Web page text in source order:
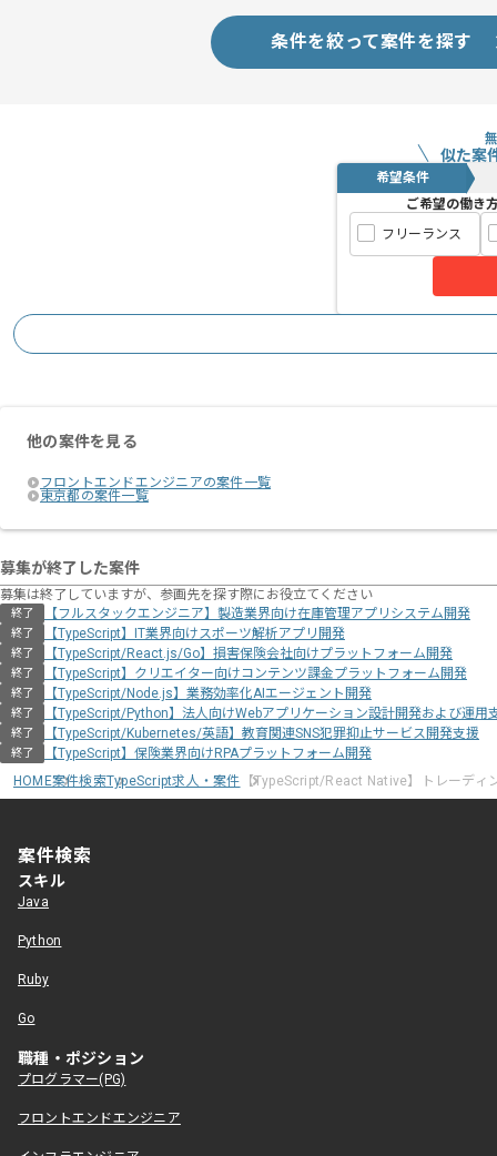
大規模Webサービスのフロントエンド
本ポジションでは、React / Next.js を
デザインツール（Figma等）で作成さ
の開発・改善を行っていただきます。
開発環境としては、TypeScriptを用い
また、Git / GitHubを用いたチーム開発
基本的にフルリモートでの参画を想定
条件を絞って案件を探す
似た案
希望条件
ご希望の働き
フリーランス
他の案件を見る
フロントエンドエンジニアの案件一覧
東京都の案件一覧
募集が終了した案件
募集は終了していますが、参画先を探す際にお役立てください
終了 【フルスタックエンジニア】製造業界向け在庫管理アプリシステム開発
終了 【TypeScript】IT業界向けスポーツ解析アプリ開発
終了 【TypeScript/React.js/Go】損害保険会社向けプラットフォーム開発
終了 【TypeScript】クリエイター向けコンテンツ課金プラットフォーム開発
終了 【TypeScript/Node.js】業務効率化AIエージェント開発
終了 【TypeScript/Python】法人向けWebアプリケーション設計開発および運用
終了 【TypeScript/Kubernetes/英語】教育関連SNS犯罪抑止サービス開発支援
終了
【TypeScript】保険業界向けRPAプラットフォーム開発
HOME案件検索TypeScript求人・案件 【TypeScript/React Native】トレーディ
案件検索
スキル
Java
Python
Ruby
Go
職種・ポジション
プログラマー(PG)
フロントエンドエンジニア